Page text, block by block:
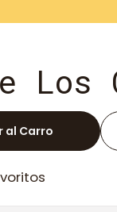
Los
al Carro